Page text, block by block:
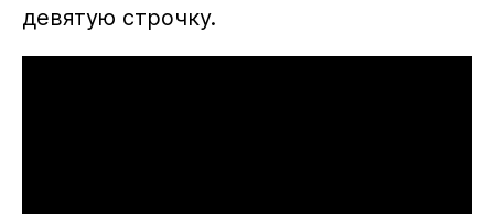
девятую строчку.